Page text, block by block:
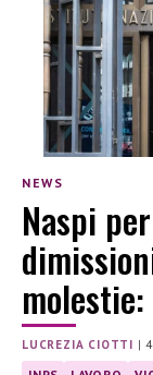
NEWS
Naspi
LUCREZIA CIOTTI |